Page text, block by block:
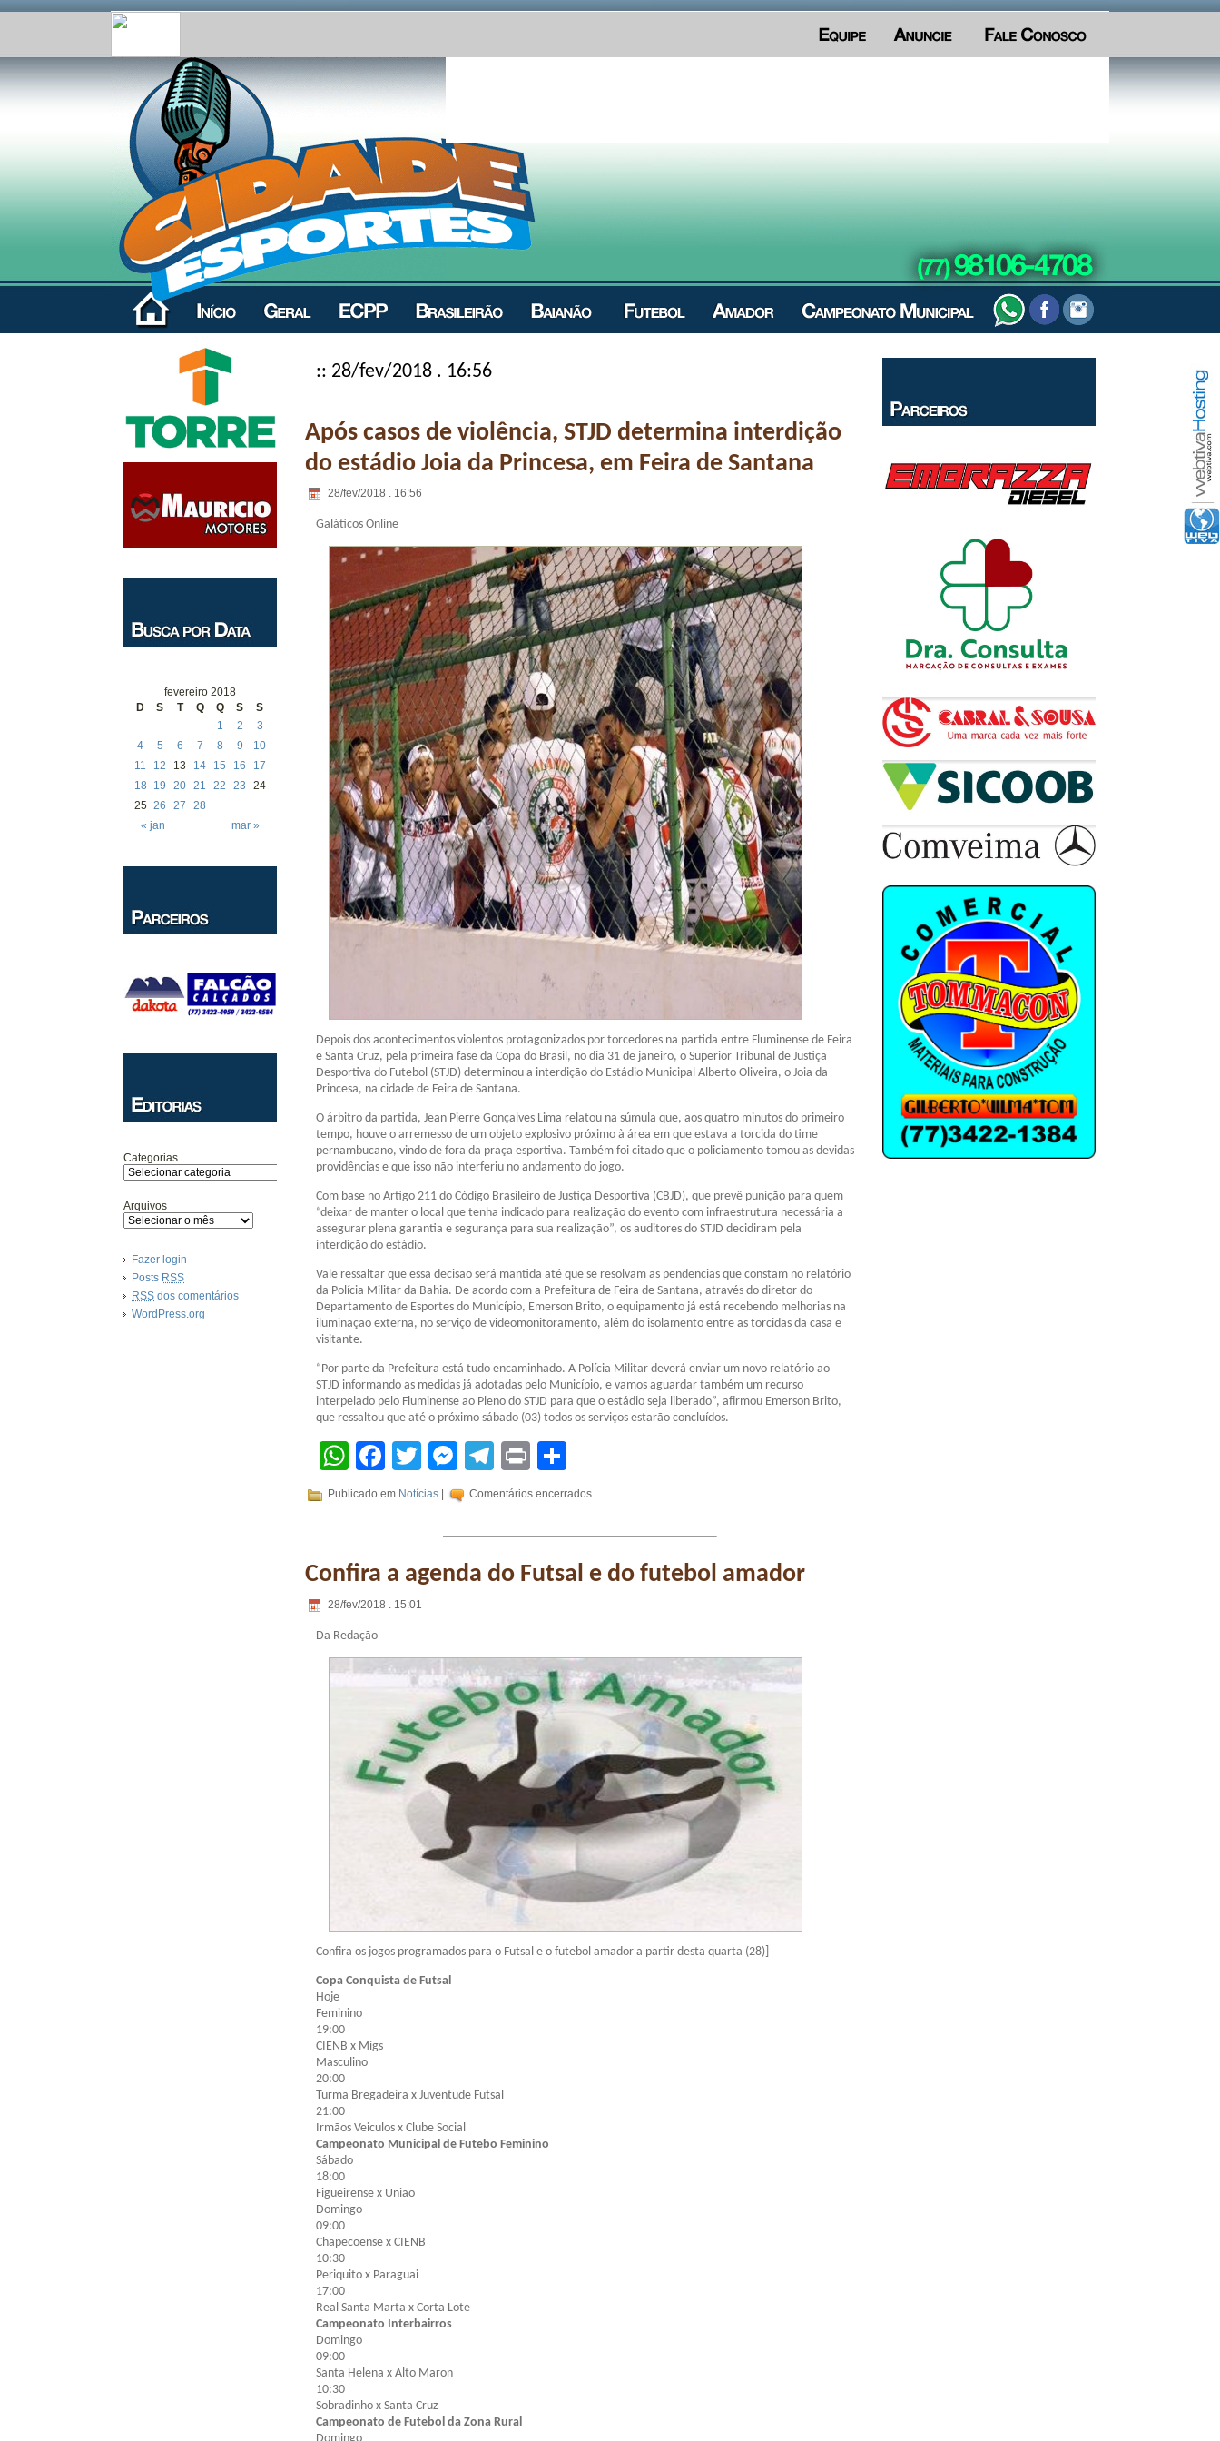
fevereiro 2018
D
S T Q Q S S
« jan mar »
1 2
3
4
5 6 7 8 9
10
11
12 13 14 15 16
17
18
19 20 21 22 23
24
25 26 27 28
Categorias
Arquivos
Fazer login
Posts RSS
RSS dos comentários
WordPress.org
:: 28/fev/2018 . 16:56
Após casos de violência, STJD determina interdição
do estádio Joia da Princesa, em Feira de Santana
28/fev/2018 . 16:56
Galáticos Online
Depois dos acontecimentos violentos protagonizados por torcedores na partida entre Fluminense de Feira
e Santa Cruz, pela primeira fase da Copa do Brasil, no dia 31 de janeiro, o Superior Tribunal de Justiça
Desportiva do Futebol (STJD) determinou a interdição do Estádio Municipal Alberto Oliveira, o Joia da
Princesa, na cidade de Feira de Santana.
O árbitro da partida, Jean Pierre Gonçalves Lima relatou na súmula que, aos quatro minutos do primeiro
tempo, houve o arremesso de um objeto explosivo próximo à área em que estava a torcida do time
pernambucano, vindo de fora da praça esportiva. Também foi citado que o policiamento tomou as devidas
providências e que isso não interferiu no andamento do jogo.
Com base no Artigo 211 do Código Brasileiro de Justiça Desportiva (CBJD), que prevê punição para quem
“deixar de manter o local que tenha indicado para realização do evento com infraestrutura necessária a
assegurar plena garantia e segurança para sua realização”, os auditores do STJD decidiram pela
interdição do estádio.
Vale ressaltar que essa decisão será mantida até que se resolvam as pendencias que constam no relatório
da Polícia Militar da Bahia. De acordo com a Prefeitura de Feira de Santana, através do diretor do
Departamento de Esportes do Município, Emerson Brito, o equipamento já está recebendo melhorias na
iluminação externa, no serviço de videomonitoramento, além do isolamento entre as torcidas da casa e
visitante.
“Por parte da Prefeitura está tudo encaminhado. A Polícia Militar deverá enviar um novo relatório ao
STJD informando as medidas já adotadas pelo Município, e vamos aguardar também um recurso
interpelado pelo Fluminense ao Pleno do STJD para que o estádio seja liberado”, afirmou Emerson Brito,
que ressaltou que até o próximo sábado (03) todos os serviços estarão concluídos.
WhatsApp
Facebook
TwitterMessenger
Telegram
Print
Publicado em Notícias Comentários encerrados
Confira a agenda do Futsal e do futebol amador
28/fev/2018 . 15:01
Da Redação
Confira os jogos programados para o Futsal e o futebol amador a partir desta quarta (28)]
Copa Conquista de Futsal
Hoje
Feminino
19:00
CIENB x Migs
Masculino
20:00
Turma Bregadeira x Juventude Futsal
21:00
Irmãos Veiculos x Clube Social
Campeonato Municipal de Futebo Feminino
Sábado
18:00
Figueirense x União
Domingo
09:00
Chapecoense x CIENB
10:30
Periquito x Paraguai
17:00
Real Santa Marta x Corta Lote
Campeonato Interbairros
Domingo
09:00
Santa Helena x Alto Maron
10:30
Sobradinho x Santa Cruz
Campeonato de Futebol da Zona Rural